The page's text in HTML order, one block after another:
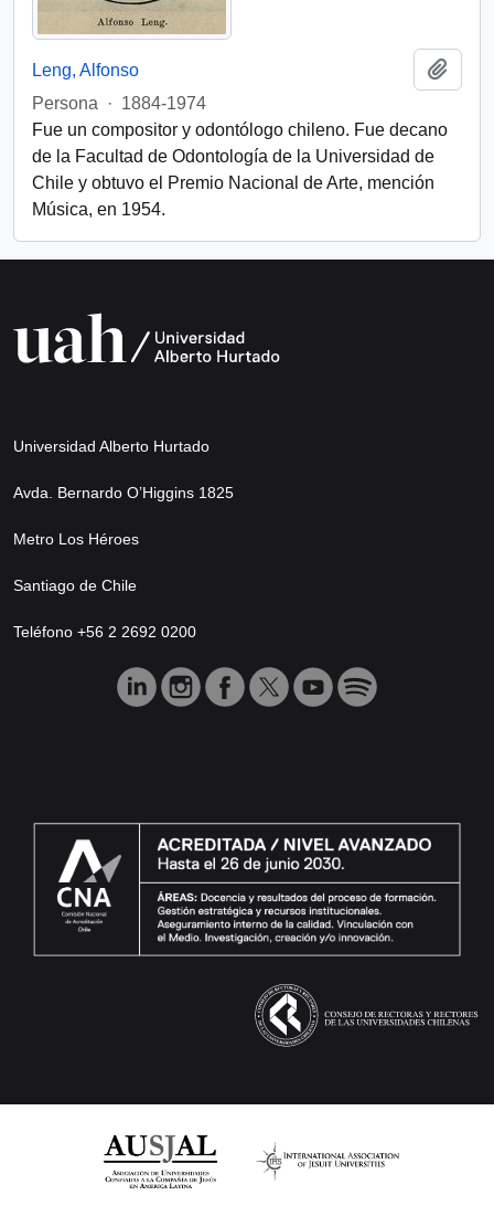
Leng, Alfonso
Persona
· 1884-1974
Fue un compositor y odontólogo chileno. Fue decano
de la Facultad de Odontología de la Universidad de
Chile y obtuvo el Premio Nacional de Arte, mención
Música, en 1954.
Universidad Alberto Hurtado
Avda. Bernardo O’Higgins 1825
Metro Los Héroes
Santiago de Chile
Teléfono +56 2 2692 0200